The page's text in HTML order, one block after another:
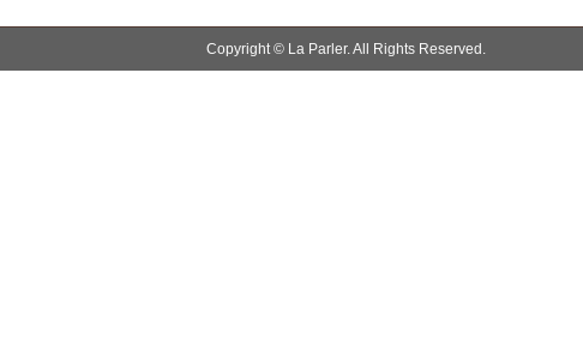
Copyright © La Parler. All Rights Reserved.